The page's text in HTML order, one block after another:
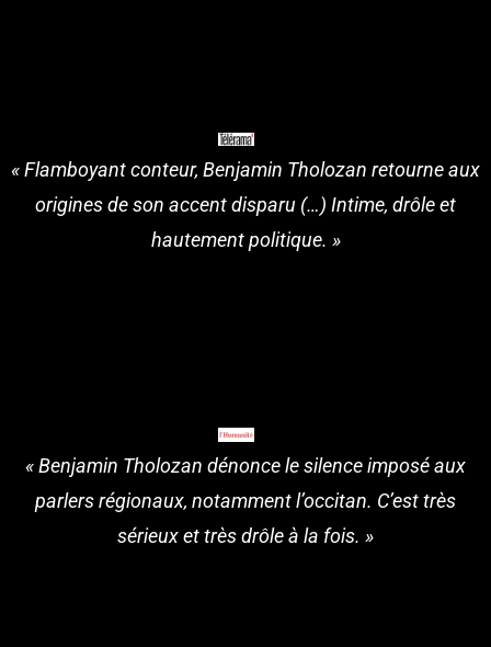
« Flamboyant conteur, Benjamin Tholozan retourne aux
origines de son accent disparu (…) Intime, drôle et
hautement politique. »
« Benjamin Tholozan dénonce le silence imposé aux
parlers régionaux, notamment l’occitan. C’est très
sérieux et très drôle à la fois. »